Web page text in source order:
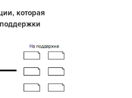
которая